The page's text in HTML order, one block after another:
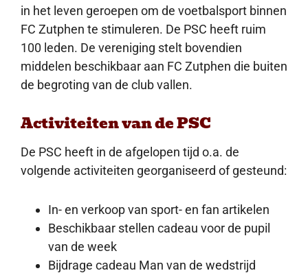
in het leven geroepen om de voetbalsport binnen
FC Zutphen te stimuleren. De PSC heeft ruim
100 leden. De vereniging stelt bovendien
middelen beschikbaar aan FC Zutphen die buiten
de begroting van de club vallen.
Activiteiten van de PSC
De PSC heeft in de afgelopen tijd o.a. de
volgende activiteiten georganiseerd of gesteund:
In- en verkoop van sport- en fan artikelen
Beschikbaar stellen cadeau voor de pupil
van de week
Bijdrage cadeau Man van de wedstrijd